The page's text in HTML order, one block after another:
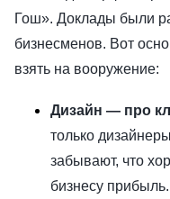
Гош». Доклады были
бизнесменов. Вот
взять на вооружение:
Дизайн — про
только
забывают, что
бизнесу